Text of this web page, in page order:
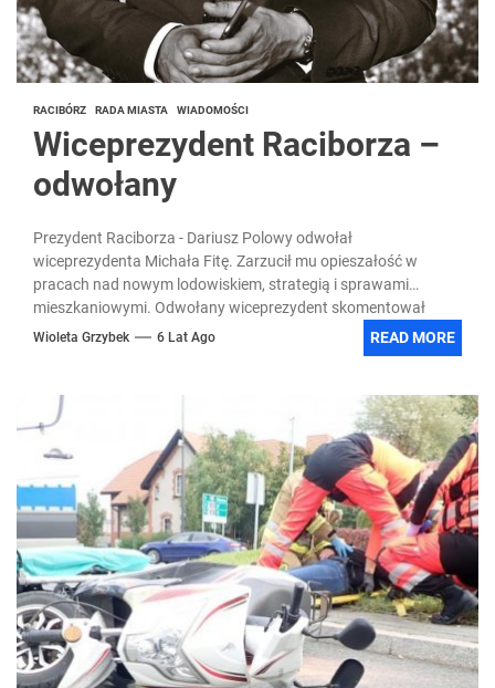
RACIBÓRZ RADA MIASTA WIADOMOŚCI
Wiceprezydent Raciborza –
odwołany
Prezydent Raciborza - Dariusz Polowy odwołał
wiceprezydenta Michała Fitę. Zarzucił mu opieszałość w
pracach nad nowym lodowiskiem, strategią i sprawami
mieszkaniowymi. Odwołany wiceprezydent skomentował
sprawę....
Wioleta Grzybek 6 Lat Ago READ MORE